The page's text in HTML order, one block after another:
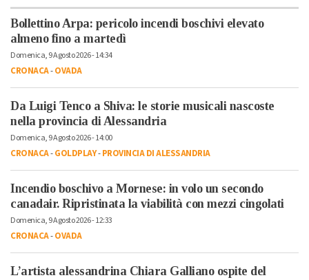
Bollettino Arpa: pericolo incendi boschivi elevato
almeno fino a martedì
Domenica, 9 Agosto 2026 - 14:34
CRONACA-OVADA
Da Luigi Tenco a Shiva: le storie musicali nascoste
nella provincia di Alessandria
Domenica, 9 Agosto 2026 - 14:00
CRONACA-GOLDPLAY-PROVINCIA DI ALESSANDRIA
Incendio boschivo a Mornese: in volo un secondo
canadair. Ripristinata la viabilità con mezzi cingolati
Domenica, 9 Agosto 2026 - 12:33
CRONACA-OVADA
L’artista alessandrina Chiara Galliano ospite del